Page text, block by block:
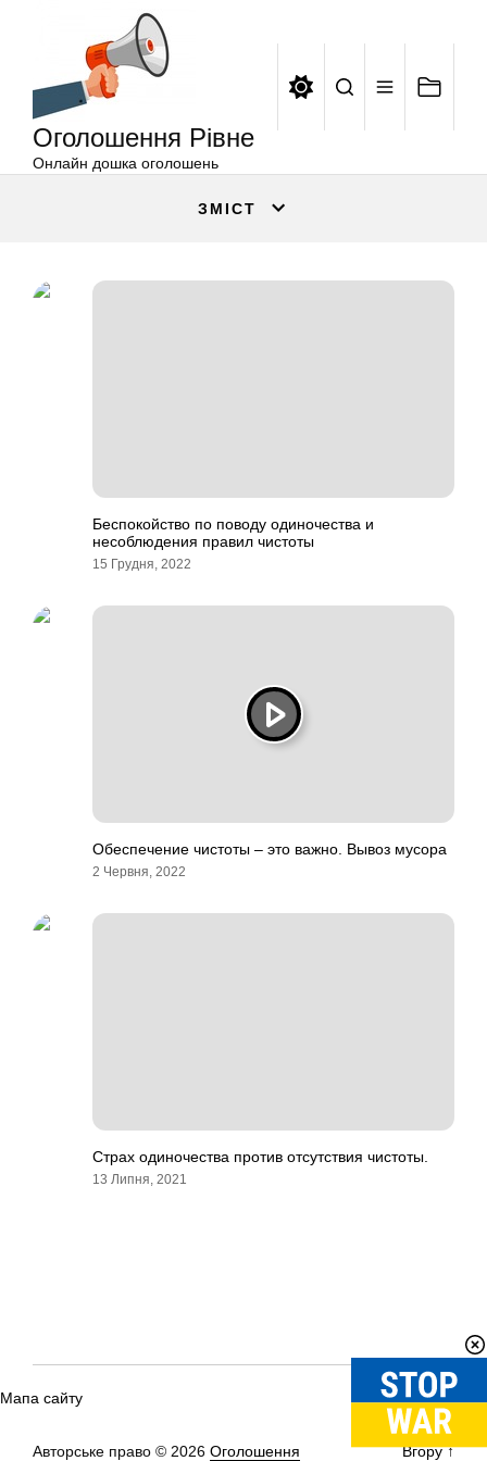
Оголошення Рівне
Онлайн дошка оголошень
ЗМІСТ
Беспокойство по поводу одиночества и
несоблюдения правил чистоты
15 Грудня, 2022
Обеспечение чистоты – это важно. Вывоз мусора
2 Червня, 2022
Страх одиночества против отсутствия чистоты.
13 Липня, 2021
Мапа сайту
Авторське право © 2026 Оголошення Вгору↑